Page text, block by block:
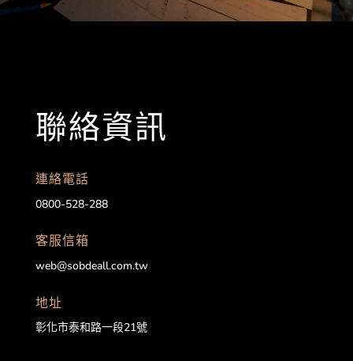
聯絡資訊
連絡電話
0800-528-288
客服信箱
web@sobdeall.com.tw
地址
彰化市泰和路一段21號